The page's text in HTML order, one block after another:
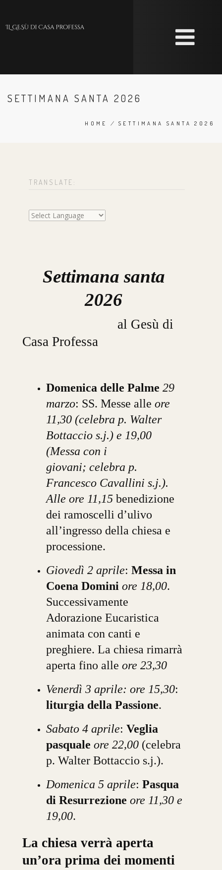
main
SETTIMANA SANTA 2026
HOME / SETTIMANA SANTA 2026
TRANSLATE:
Settimana santa
2026
al Gesù di
Casa Professa
Domenica delle Palme 29
marzo: SS. Messe alle ore
11,30 (celebra p. Walter
Bottaccio s.j.) e 19,00
(Messa con i
giovani; celebra p.
Francesco Cavallini s.j.).
Alle ore 11,15 benedizione
dei ramoscelli d’ulivo
all’ingresso della chiesa e
processione.
Giovedì 2 aprile: Messa in
Coena Domini ore 18,00.
Successivamente
Adorazione Eucaristica
animata con canti e
preghiere. La chiesa rimarrà
aperta fino alle ore 23,30
Venerdì 3 aprile: ore 15,30:
liturgia della Passione.
Sabato 4 aprile: Veglia
pasquale ore 22,00 (celebra
p. Walter Bottaccio s.j.).
Domenica 5 aprile: Pasqua
di Resurrezione ore 11,30 e
19,00.
La chiesa verrà aperta
un’ora prima dei momenti